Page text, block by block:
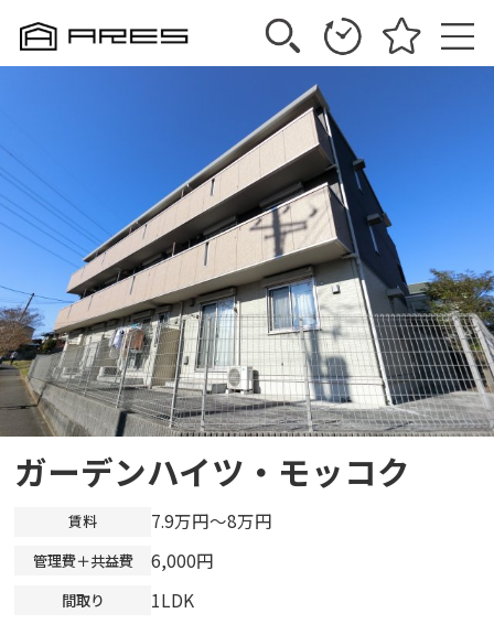
ガーデンハイツ・モッコク
賃料 7.9万円～8万円
管理費＋共益費 6,000円
間取り 1LDK